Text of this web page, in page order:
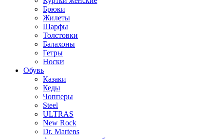
Брюки
Жилеты
Шарфы
Толстовки
Балахоны
Гетры
Носки
Обувь
Казаки
Кеды
Чопперы
Steel
ULTRAS
New Rock
Dr. Martens